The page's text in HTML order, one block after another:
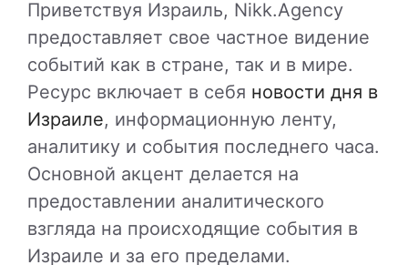
Приветствуя Израиль, Nikk.Agency
предоставляет свое частное видение
событий как в стране, так и в мире.
Ресурс включает в себя новости дня в
Израиле, информационную ленту,
аналитику и события последнего часа.
Основной акцент делается на
предоставлении аналитического
взгляда на происходящие события в
Израиле и за его пределами.